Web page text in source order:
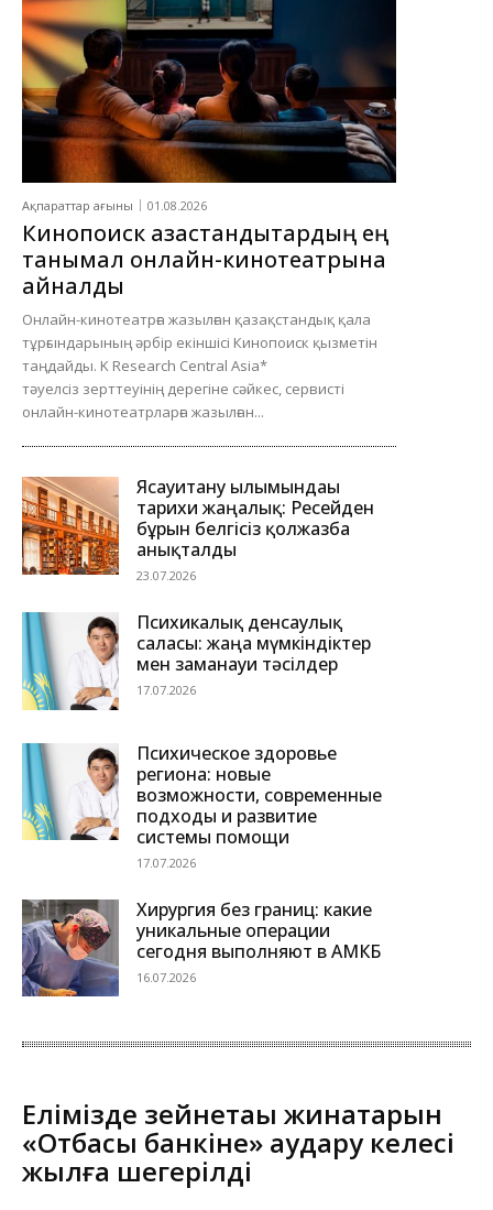
Ақпараттар ағыны 01.08.2026
Кинопоиск қазақстандықтардың ең
танымал онлайн-кинотеатрына
айналды
Онлайн-кинотеатрға жазылған қазақстандық қала
тұрғындарының әрбір екіншісі Кинопоиск қызметін
таңдайды. K Research Central Asia*
тәуелсіз зерттеуінің дерегіне сәйкес, сервисті
онлайн-кинотеатрларға жазылған...
Ясауитану ғылымындағы
тарихи жаңалық: Ресейден
бұрын белгісіз қолжазба
анықталды
23.07.2026
Психикалық денсаулық
саласы: жаңа мүмкіндіктер
мен заманауи тәсілдер
17.07.2026
Психическое здоровье
региона: новые
возможности, современные
подходы и развитие
системы помощи
17.07.2026
Хирургия без границ: какие
уникальные операции
сегодня выполняют в АМКБ
16.07.2026